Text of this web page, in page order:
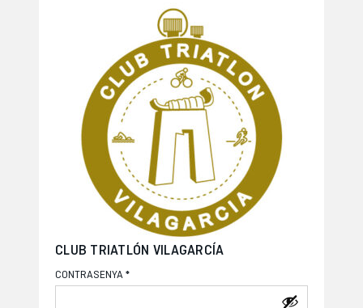
CLUB TRIATLÓN VILAGARCÍA
CONTRASENYA *